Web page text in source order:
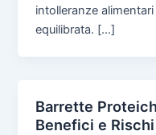
intolleranze
equilibrata. […]
Barrette
Benefici e Rischi